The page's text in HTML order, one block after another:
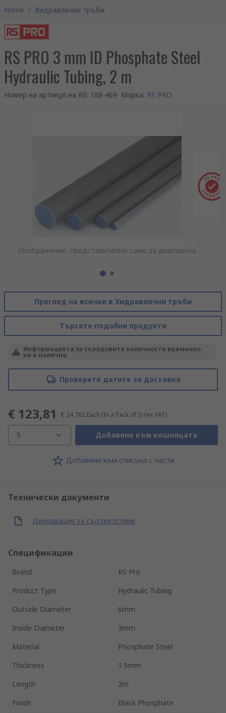
Home / Хидравлични тръби
RS PRO 3 mm ID Phosphate Steel
Hydraulic Tubing, 2 m
Номер на артикул на RS: 188-469 Марка: RS PRO
Изображение, представително само за диапазона
Изображение, представително само за диапазона
Преглед на всички в Хидравлични тръби
Търсете подобни продукти
Информацията за складовите наличности временно
не е налична.
Проверете датите за доставка
€ 123,81 € 24,762 Each (In a Pack of 5) (ex VAT)
5 Добавяне към кошницата
Добавяне към списъка с части
Технически документи
Декларация за съответствие
Спецификации
Brand
RS Pro
Product Type
Hydraulic Tubing
Outside Diameter
6mm
Inside Diameter
3mm
Material
Phosphate Steel
Thickness
1.5mm
Length
2m
Finish
Black Phosphate